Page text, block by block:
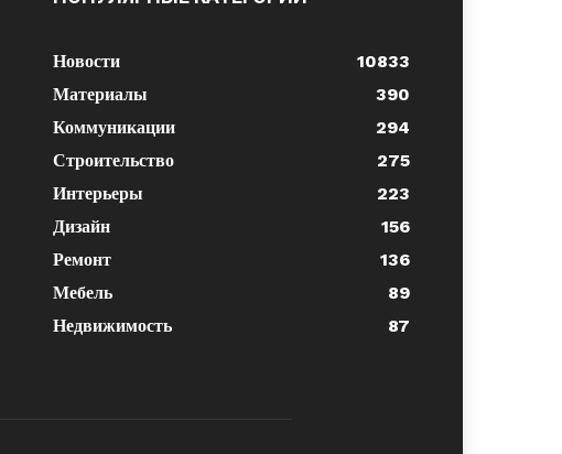
Новости
10833
Материалы
390
Коммуникации
294
Строительство
275
Интерьеры
223
Дизайн
156
Ремонт
136
Мебель
89
Недвижимость
87